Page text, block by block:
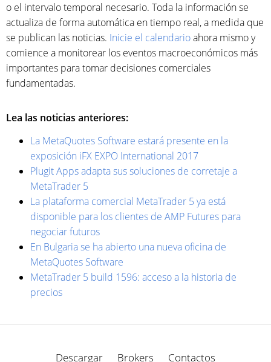
o el intervalo temporal necesario. Toda la información se
actualiza de forma automática en tiempo real, a medida que
se publican las noticias. Inicie el calendarioahora mismo y
comience a monitorear los eventos macroeconómicos más
importantes para tomar decisiones comerciales
fundamentadas.
Lea las noticias anteriores:
La MetaQuotes Software estará presente en la
exposición iFX EXPO International 2017
Plugit Apps adapta sus soluciones de corretaje a
MetaTrader 5
La plataforma comercial MetaTrader 5 ya está
disponible para los clientes de AMP Futures para
negociar futuros
En Bulgaria se ha abierto una nueva oficina de
MetaQuotes Software
MetaTrader 5 build 1596: acceso a la historia de
precios
Descargar Brokers Contactos